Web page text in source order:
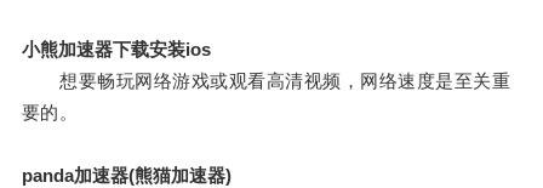
小熊加速器下载安装ios
想要畅玩网络游戏或观看高清视频，网络速度是至关重
要的。
panda加速器(熊猫加速器)